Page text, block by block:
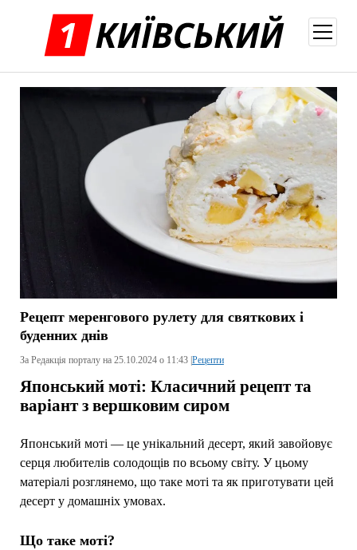
меню
Рецепт меренгового рулету для святкових і
буденних днів
За Редакція порталу на 25.10.2024 о 11:43 | Рецепти
Японський моті: Класичний рецепт та
варіант з вершковим сиром
Японський моті — це унікальний десерт, який завойовує
серця любителів солодощів по всьому світу. У цьому
матеріалі розглянемо, що таке моті та як приготувати цей
десерт у домашніх умовах.
Що таке моті?